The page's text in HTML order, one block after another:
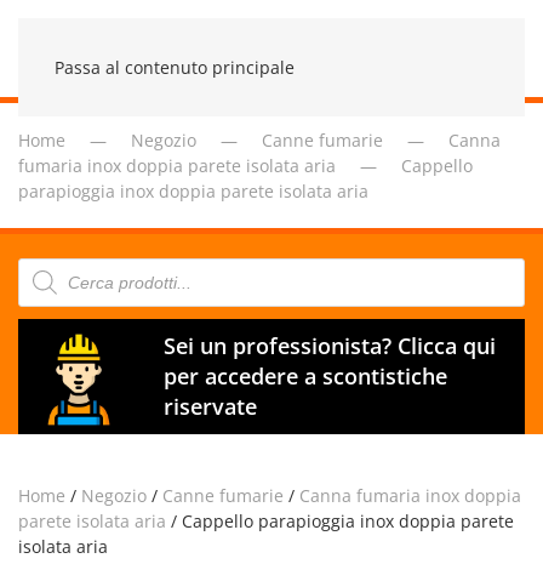
Passa al contenuto principale
Home Negozio Canne fumarie
Canna
fumaria inox doppia parete isolata aria
Cappello
parapioggia inox doppia parete isolata aria
Products
search
Sei un professionista? Clicca qui
per accedere a scontistiche
riservate
Home / Negozio / Canne fumarie / Canna fumaria inox doppia
parete isolata aria / Cappello parapioggia inox doppia parete
isolata aria